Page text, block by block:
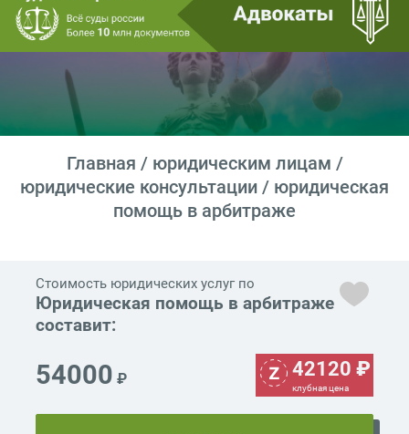
Главная / юридическим лицам /
юридические консультации / юридическая
помощь в арбитраже
Стоимость юридических услуг по
Юридическая помощь в арбитраже
составит:
54000 ₽ 42120 ₽
клубная цена